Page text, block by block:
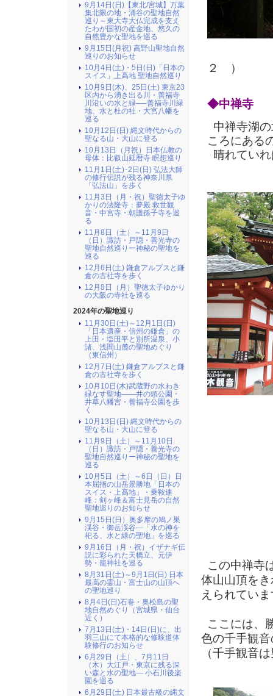
２ ）
◆中禅寺
中禅寺湖
ころにある
晴れてい
この中禅寺
体山山頂を
えられてい
ここには、
色の千手観
（千手観音
9月14日(日)【東北/宮城】万葉
集北限の地・涌谷の聖地自然
巡り～東大寺大仏完成を支え
たわが国初の産金地、悠久の
自然豊かな聖地を巡る
9月15日(月祝) 高野山聖地自然
巡りのお知らせ
10月4日(土)・5日(日)「日本の
スイス」上高地 聖地自然巡り
10月9日(木)、25日(土) 東京23
区内から湧き出る川・善福寺
川沿いの水と緑──善福寺川緑
地、水と杜の社・大宮八幡を
巡る
10月12日(日) 縄文時代からの
聖なる山・大山に登る
10月13日（月祝）日本仏教の
母体：比叡山延暦寺 瞑想巡り
11月1日(土)･2日(日) 弘法大師
の修行伝説が残る神奈川県
「弘法山」を歩く
11月3日（月・祝）聖徳太子ゆ
かりの法隆寺：夢殿 救世観
音・中宮寺・朝護孫子寺を巡
る
11月8日（土）～11月9日
（日）諏訪・戸隠・善光寺の
聖地自然巡りー神秘の聖地を
巡る
12月6日(土) 鎌倉アルプスと鎌
倉の古社寺を歩く
12月8日（月）聖徳太子ゆかり
の大阪の寺社を巡る
2024年の聖地巡り
11月30日(土)～12月1日(日)
「日本遺産・信州の鎌倉」の
上田・塩田平と別所温泉、小
諸、浅間山麓の聖地めぐり
（東信州）
12月7日(土) 鎌倉アルプスと鎌
倉の古社寺を歩く
10月10日(木)武蔵野の水わき
緑なす聖地――井の頭公園・
井草八幡宮・善福寺公園を歩
く
10月13日(日) 縄文時代からの
聖なる山・大山に登る
11月9日（土）～11月10日
（日）諏訪・戸隠・善光寺の
聖地自然巡りー神秘の聖地を
巡る
10月5日（土）～6日（日）日
本屈指の山岳景勝地「日本の
スイス・上高地」・乗鞍連
峰：剣ヶ峰＆富士見岳の自然
聖地巡りのお知らせ
9月15日(日）奥多摩の鳩ノ巣
渓谷・御岳渓谷―「水の神を
祀る、水と緑の聖地」を巡る
9月16日（月・祝）イザナギ伝
説に彩られた天橋立、元伊
勢・籠神社を巡る
8月31日(土)～9月1日(日) 日本
最高の霊山・富士山の山頂へ
の聖地巡り
8月4日(日)石巻・奥松島の聖
地自然めぐり（宮城県・仙台
近く）
7月13日(土)・14日(日)に、出
羽三山にて本格的な修験道体
験修行のお知らせ
6月29日（土）、7月11日
（木）大江戸・東京に残る深
い森と水の聖地― 小石川後楽
園を巡る
6月29日(土) 日本最古級の縄文